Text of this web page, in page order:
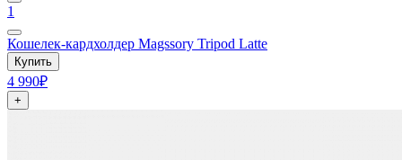
1
Кошелек-кардхолдер Magssory Tripod Latte
Купить
4 990₽
+